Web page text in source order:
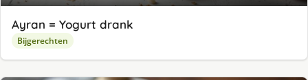
Ayran = Yogurt drank
Bijgerechten